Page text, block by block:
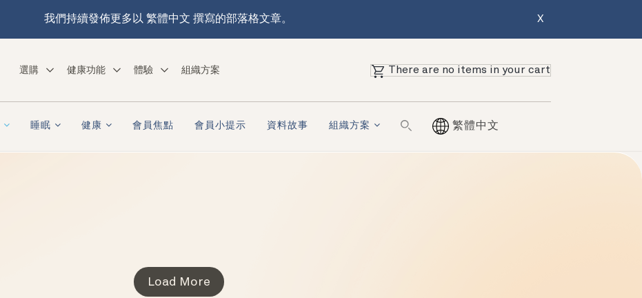
我們持續發佈更多以 繁體中文 撰寫的部落格文章。 X
選購 健康功能 體驗 組織方案 There are no items in your cart
睡眠 健康 會員焦點 會員小提示 資料故事 組織方案 繁體中文
Load More